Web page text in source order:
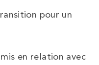
pour un
en relation avec